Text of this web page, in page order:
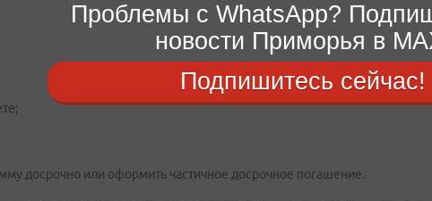
досрочно или оформить частичное досрочное погашение.
Проблемы с WhatsApp?
новости Приморья в
Подпишитесь сейчас!